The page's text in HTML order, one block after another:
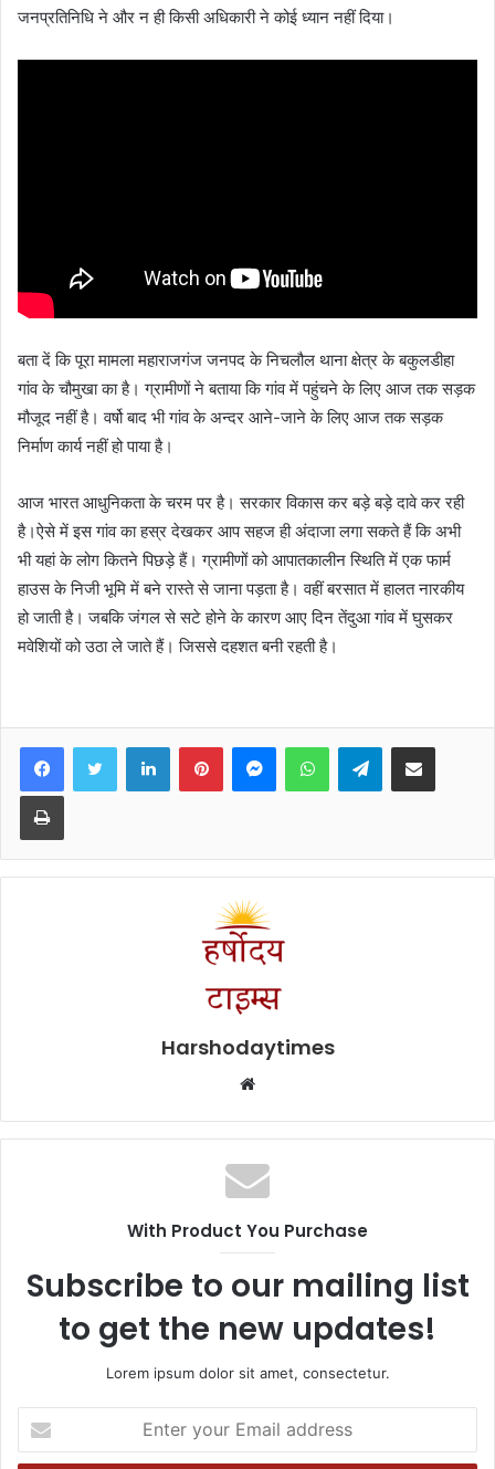
जनप्रतिनिधि ने और न ही किसी अधिकारी ने कोई ध्यान नहीं दिया।
बता दें कि पूरा मामला महाराजगंज जनपद के निचलौल थाना क्षेत्र के बकुलडीहा
गांव के चौमुखा का है। ग्रामीणों ने बताया कि गांव में पहुंचने के लिए आज तक सड़क
मौजूद नहीं है। वर्षो बाद भी गांव के अन्दर आने-जाने के लिए आज तक सड़क
निर्माण कार्य नहीं हो पाया है।
आज भारत आधुनिकता के चरम पर है। सरकार विकास कर बड़े बड़े दावे कर रही
है।ऐसे में इस गांव का हस्र देखकर आप सहज ही अंदाजा लगा सकते हैं कि अभी
भी यहां के लोग कितने पिछड़े हैं। ग्रामीणों को आपातकालीन स्थिति में एक फार्म
हाउस के निजी भूमि में बने रास्ते से जाना पड़ता है। वहीं बरसात में हालत नारकीय
हो जाती है। जबकि जंगल से सटे होने के कारण आए दिन तेंदुआ गांव में घुसकर
मवेशियों को उठा ले जाते हैं। जिससे दहशत बनी रहती है।
FacebookTwitter LinkedInPinterestMessengerWhatsAppTelegramShare via Email
Print
Harshodaytimes
Website
With Product You Purchase
Subscribe to our mailing list
to get the new updates!
Lorem ipsum dolor sit amet, consectetur.
your
Email